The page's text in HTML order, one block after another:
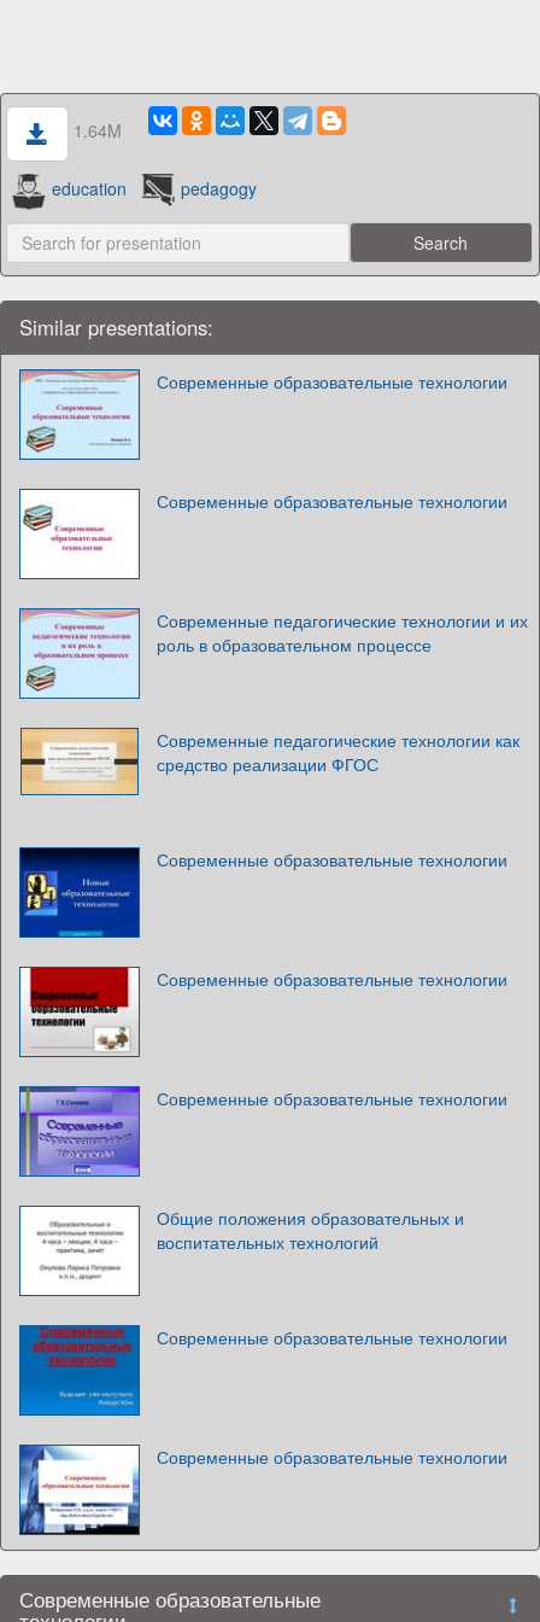
1.64M
education pedagogy
Similar presentations:
Современные образовательные технологии
Современные образовательные технологии
Современные педагогические технологии и их
роль в образовательном процессе
Современные педагогические технологии как
средство реализации ФГОС
Современные образовательные технологии
Современные образовательные технологии
Современные образовательные технологии
Общие положения образовательных и
воспитательных технологий
Современные образовательные технологии
Современные образовательные технологии
Современные образовательные